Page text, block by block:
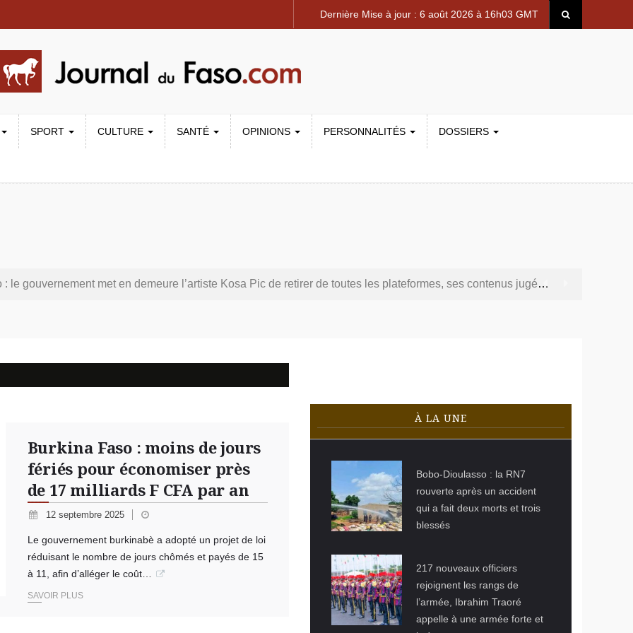
Dernière Mise à jour : 6 août 2026 à 16h03 GMT
SPORT CULTURE SANTÉ OPINIONS PERSONNALITÉS DOSSIERS
gouvernement met en demeure l’artiste Kosa Pic de retirer de toutes les plateformes, ses contenus jugés contraires aux bonnes mœurs
du 4 août : Ibrahim Traoré appelle à une mobilisation totale pour la souveraineté nationale
Burkina Faso : moins de jours
fériés pour économiser près
de 17 milliards F CFA par an
12 septembre 2025
Le gouvernement burkinabè a adopté un projet de loi
réduisant le nombre de jours chômés et payés de 15
à 11, afin d’alléger le coût…
SAVOIR PLUS
À LA UNE
© WAKAT
Bobo-Dioulasso : la RN7
rouverte après un accident
qui a fait deux morts et trois
blessés
217 nouveaux officiers
rejoignent les rangs de
l’armée, Ibrahim Traoré
appelle à une armée forte et